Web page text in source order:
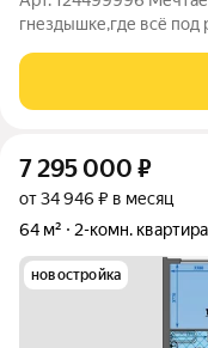
гнездышке,где всё под рукой?
комфорт: светлая комната и
свое личное
7 295 000 ₽
от 34 946 ₽ в месяц
64 м²
2-комн. квартира
новостройка